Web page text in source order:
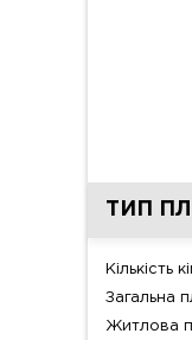
ТИП
Кількість
Загальна
Житлова